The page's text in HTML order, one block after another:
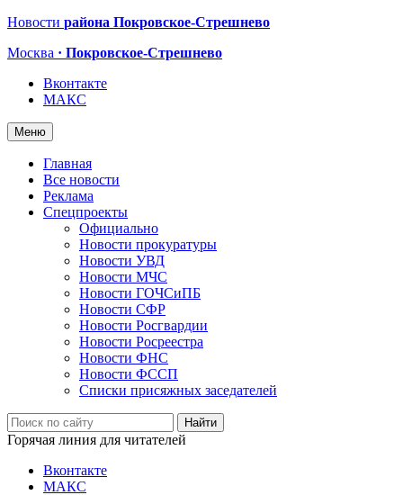
Новости района Покровское-Стрешнево
Москва · Покровское-Стрешнево
Вконтакте
МАКС
Меню
Главная
Все новости
Реклама
Спецпроекты
Официально
Новости прокуратуры
Новости УВД
Новости МЧС
Новости ГОЧСиПБ
Новости СФР
Новости Росгвардии
Новости Росреестра
Новости ФНС
Новости ФССП
Списки присяжных заседателей
Горячая линия для читателей
Вконтакте
МАКС